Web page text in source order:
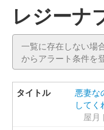
レジーナ
一覧に存在しない場
からアラート条件を
悪妻な
してく
屋月